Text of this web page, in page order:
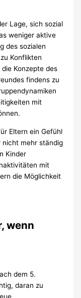
Lage, sich sozial
weniger aktive
des sozialen
Konflikten
Konzepte des
findens zu
mit
Eltern ein Gefühl
nicht mehr ständig
Kinder
mit
die Möglichkeit
wenn
dem 5.
daran zu